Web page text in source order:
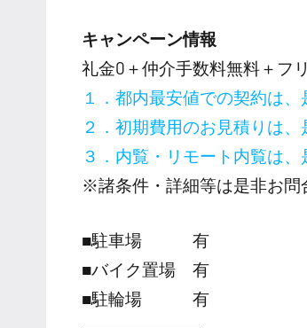
キャンペーン情報
礼金0 ＋仲介手数料無料＋ フ
１．都内最安値での契約は、
２．初期費用のお見積りは、
３．内覧・リモート内覧は、
※諸条件・詳細等は是非お問
■駐車場 有
■バイク置場 有
■駐輪場 有